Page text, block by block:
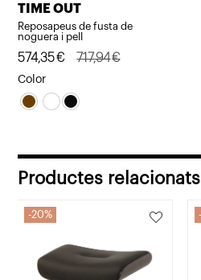
TIME OUT
Reposapeus de fusta de
noguera i pell
717,94€
El
preu
original
574,35€
El
preu
actual
Color
Productes relacionats
20%